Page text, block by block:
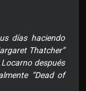
días haciendo
Thatcher”
después
“Dead of